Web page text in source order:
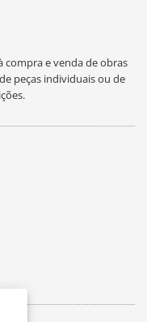
compra e venda de obras
peças individuais ou de